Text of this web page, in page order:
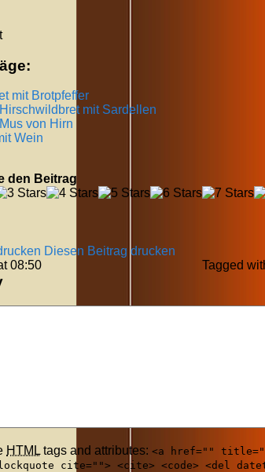
mit Brotpfeffer
mit Sardellen
von Hirn
Wein
den Beitrag
Diesen Beitrag drucken
08:50 Tagged
HTML tags and attributes: <a href=""
cite=""> <cite> <code> <del